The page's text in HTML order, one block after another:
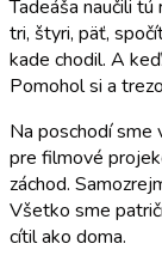
Tadeáša naučili
tri, štyri, päť,
kade chodil. A
Pomohol si a
Na poschodí sme
pre filmové
záchod.
Všetko sme
cítil ako doma.